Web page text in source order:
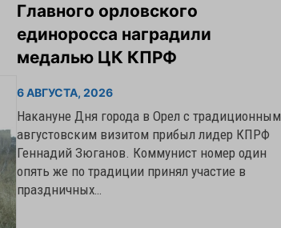
Главного орловского
единоросса наградили
медалью ЦК КПРФ
6 АВГУСТА, 2026
Накануне Дня города в Орел с традиционным
августовским визитом прибыл лидер КПРФ
Геннадий Зюганов. Коммунист номер один
опять же по традиции принял участие в
праздничных…